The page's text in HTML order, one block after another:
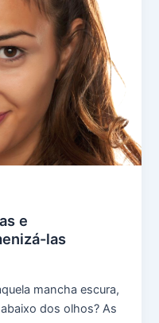
e
las
mancha escura,
dos olhos? As